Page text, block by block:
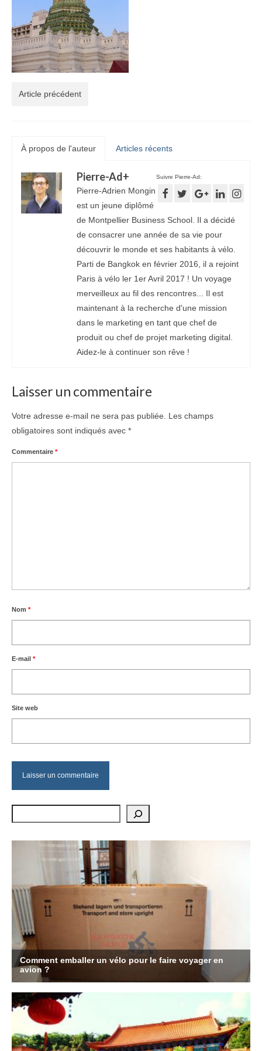
Article précédent
À propos de l'auteur Articles récents
Suivre Pierre-Ad:
Pierre-Ad+
Pierre-Adrien Mongin
est un jeune diplômé
de Montpellier Business School. Il a décidé
de consacrer une année de sa vie pour
découvrir le monde et ses habitants à vélo.
Parti de Bangkok en février 2016, il a rejoint
Paris à vélo ler 1er Avril 2017 ! Un voyage
merveilleux au fil des rencontres... Il est
maintenant à la recherche d'une mission
dans le marketing en tant que chef de
produit ou chef de projet marketing digital.
Aidez-le à continuer son rêve !
Laisser un commentaire
Votre adresse e-mail ne sera pas publiée.
Les champs
obligatoires sont indiqués avec *
Commentaire *
Nom *
E-mail *
Site web